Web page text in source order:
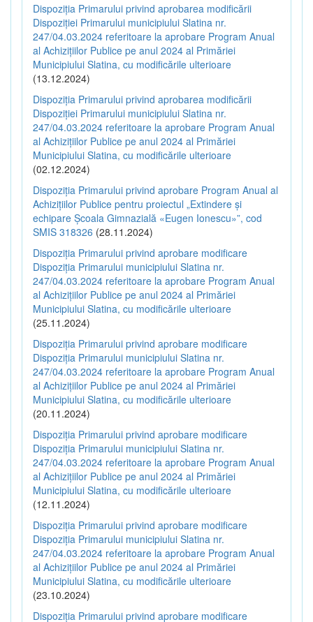
Dispoziția Primarului privind aprobarea modificării
Dispoziției Primarului municipiului Slatina nr.
247/04.03.2024 referitoare la aprobare Program Anual
al Achizițiilor Publice pe anul 2024 al Primăriei
Municipiului Slatina, cu modificările ulterioare
(13.12.2024)
Dispoziția Primarului privind aprobarea modificării
Dispoziției Primarului municipiului Slatina nr.
247/04.03.2024 referitoare la aprobare Program Anual
al Achizițiilor Publice pe anul 2024 al Primăriei
Municipiului Slatina, cu modificările ulterioare
(02.12.2024)
Dispoziția Primarului privind aprobare Program Anual al
Achizițiilor Publice pentru proiectul „Extindere și
echipare Școala Gimnazială «Eugen Ionescu»”, cod
SMIS 318326 (28.11.2024)
Dispoziția Primarului privind aprobare modificare
Dispoziția Primarului municipiului Slatina nr.
247/04.03.2024 referitoare la aprobare Program Anual
al Achizițiilor Publice pe anul 2024 al Primăriei
Municipiului Slatina, cu modificările ulterioare
(25.11.2024)
Dispoziția Primarului privind aprobare modificare
Dispoziția Primarului municipiului Slatina nr.
247/04.03.2024 referitoare la aprobare Program Anual
al Achizițiilor Publice pe anul 2024 al Primăriei
Municipiului Slatina, cu modificările ulterioare
(20.11.2024)
Dispoziția Primarului privind aprobare modificare
Dispoziția Primarului municipiului Slatina nr.
247/04.03.2024 referitoare la aprobare Program Anual
al Achizițiilor Publice pe anul 2024 al Primăriei
Municipiului Slatina, cu modificările ulterioare
(12.11.2024)
Dispoziția Primarului privind aprobare modificare
Dispoziția Primarului municipiului Slatina nr.
247/04.03.2024 referitoare la aprobare Program Anual
al Achizițiilor Publice pe anul 2024 al Primăriei
Municipiului Slatina, cu modificările ulterioare
(23.10.2024)
Dispoziția Primarului privind aprobare modificare